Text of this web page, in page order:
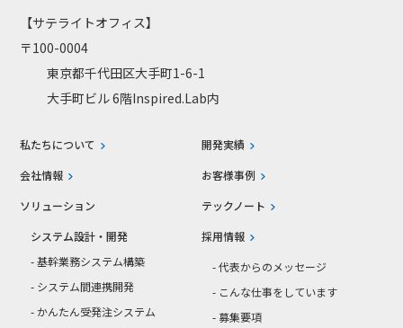
【サテライトオフィス】
〒100-0004
東京都千代田区大手町1-6-1
大手町ビル 6階Inspired.Lab内
私たちについて
会社情報
ソリューション
システム設計・開発
- 基幹業務システム構築
- システム間連携開発
- かんたん受発注システム
開発実績
お客様事例
テックノート
採用情報
- 代表からのメッセージ
- こんな仕事をしています
- 募集要項